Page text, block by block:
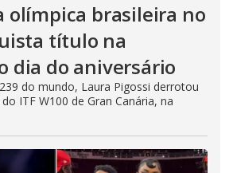
olímpica brasileira no
título na
dia do aniversário
do mundo, Laura Pigossi derrotou
ITF W100 de Gran Canária, na